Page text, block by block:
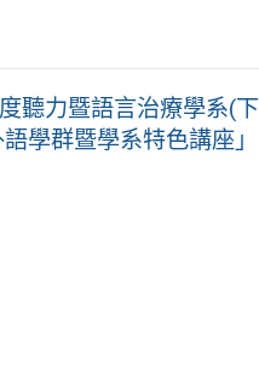
聽力暨語言治療學系(
學群暨學系特色講座」